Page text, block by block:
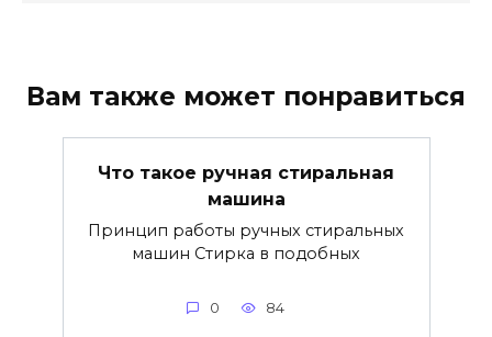
Вам также может понравиться
Что такое ручная стиральная
машина
Принцип работы ручных стиральных
машин Стирка в подобных
0 84